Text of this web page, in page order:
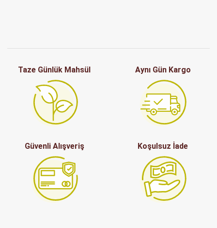
Taze Günlük Mahsül Aynı Gün Kargo
Güvenli Alışveriş Koşulsuz İade